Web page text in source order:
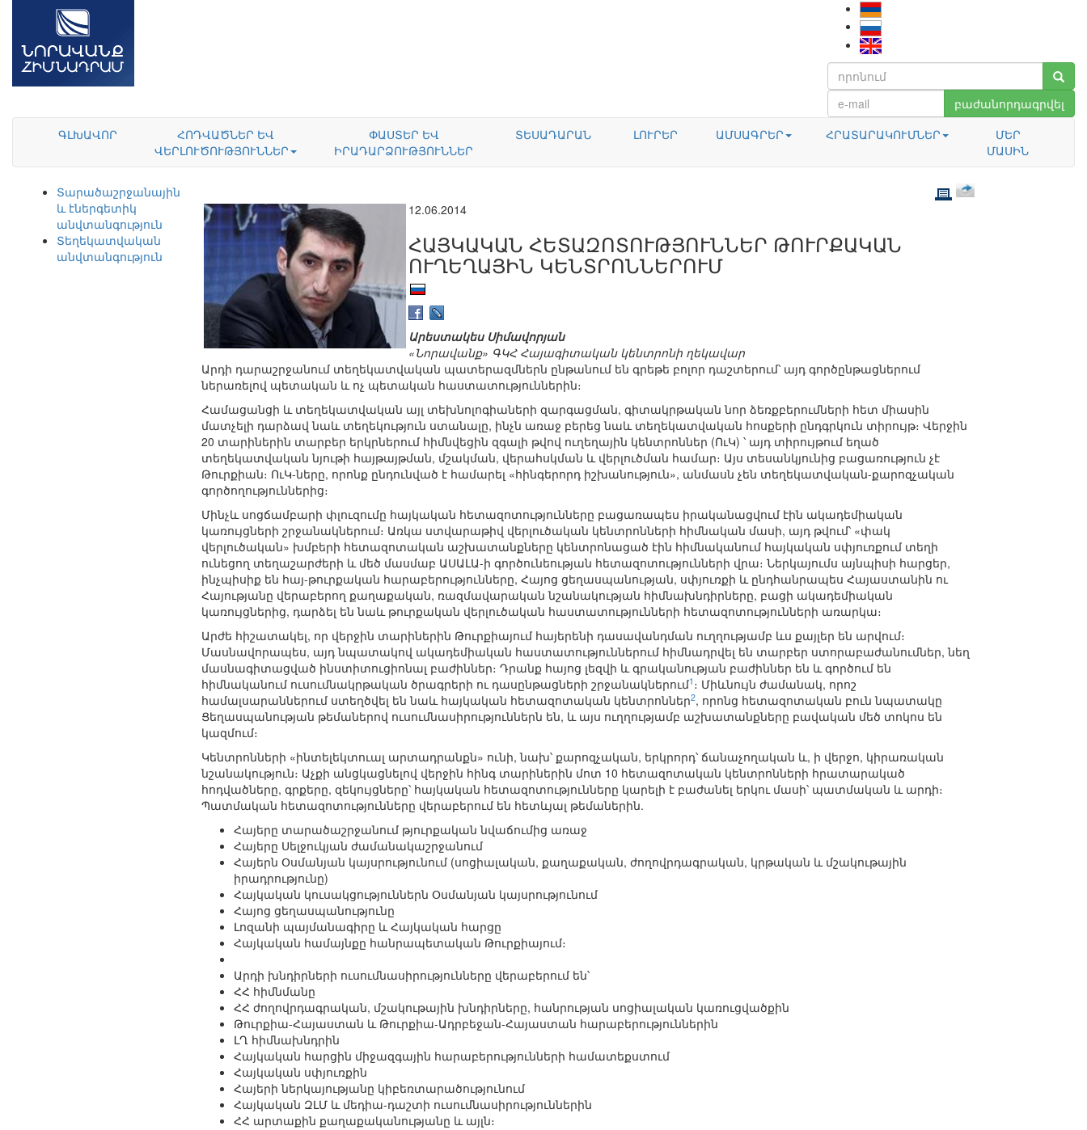
բաժանորդագրվել
ԳԼԽԱՎՈՐ
ՀՈԴՎԱԾՆԵՐ ԵՎ
ՎԵՐԼՈՒԾՈՒԹՅՈՒՆՆԵՐ
ՓԱՍՏԵՐ ԵՎ
ԻՐԱԴԱՐՁՈՒԹՅՈՒՆՆԵՐ
ՏԵՍԱԴԱՐԱՆ ԼՈՒՐԵՐ ԱՄՍԱԳՐԵՐ ՀՐԱՏԱՐԱԿՈՒՄՆԵՐ
ՄԵՐ
ՄԱՍԻՆ
Տարածաշրջանային
և էներգետիկ
անվտանգություն
Տեղեկատվական
անվտանգություն
12.06.2014
ՀԱՅԿԱԿԱՆ ՀԵՏԱԶՈՏՈՒԹՅՈՒՆՆԵՐ ԹՈՒՐՔԱԿԱՆ
ՈՒՂԵՂԱՅԻՆ ԿԵՆՏՐՈՆՆԵՐՈՒՄ
Արեստակես Սիմավորյան
«Նորավանք» ԳԿՀ Հայագիտական կենտրոնի ղեկավար
Արդի դարաշրջանում տեղեկատվական պատերազմներն ընթանում են գրեթե բոլոր դաշտերում՝ այդ գործընթացներում
ներառելով պետական և ոչ պետական հաստատություններին։
Համացանցի և տեղեկատվական այլ տեխնոլոգիաների զարգացման, գիտակրթական նոր ձեռքբերումների հետ միասին
մատչելի դարձավ նաև տեղեկություն ստանալը, ինչն առաջ բերեց նաև տեղեկատվական հոսքերի ընդգրկուն տիրույթ։ Վերջին
20 տարիներին տարբեր երկրներում հիմնվեցին զգալի թվով ուղեղային կենտրոններ (ՈւԿ) ՝ այդ տիրույթում եղած
տեղեկատվական նյութի հայթայթման, մշակման, վերահսկման և վերլուծման համար։ Այս տեսանկյունից բացառություն չէ
Թուրքիան։ ՈւԿ-ները, որոնք ընդունված է համարել «հինգերորդ իշխանություն», անմասն չեն տեղեկատվական-քարոզչական
գործողություններից։
Մինչև սոցճամբարի փլուզումը հայկական հետազոտությունները բացառապես իրականացվում էին ակադեմիական
կառույցների շրջանակներում։ Առկա ստվարաթիվ վերլուծական կենտրոնների հիմնական մասի, այդ թվում՝ «փակ
վերլուծական» խմբերի հետազոտական աշխատանքները կենտրոնացած էին հիմնականում հայկական սփյուռքում տեղի
ունեցող տեղաշարժերի և մեծ մասմաբ ԱՍԱԼԱ-ի գործունեության հետազոտությունների վրա։ Ներկայումս այնպիսի հարցեր,
ինչպիսիք են հայ-թուրքական հարաբերությունները, Հայոց ցեղասպանության, սփյուռքի և ընդհանրապես Հայաստանին ու
Հայությանը վերաբերող քաղաքական, ռազմավարական նշանակության հիմնախնդիրները, բացի ակադեմիական
կառույցներից, դարձել են նաև թուրքական վերլուծական հաստատությունների հետազոտությունների առարկա։
Արժե հիշատակել, որ վերջին տարիներին Թուրքիայում հայերենի դասավանդման ուղղությամբ ևս քայլեր են արվում։
Մասնավորապես, այդ նպատակով ակադեմիական հաստատություններում հիմնադրվել են տարբեր ստորաբաժանումներ, նեղ
մասնագիտացված ինստիտուցիոնալ բաժիններ։ Դրանք հայոց լեզվի և գրականության բաժիններ են և գործում են
հիմնականում ուսումնակրթական ծրագրերի ու դասընթացների շրջանակներում1 ։ Միևնույն ժամանակ, որոշ
համալսարաններում ստեղծվել են նաև հայկական հետազոտական կենտրոններ2, որոնց հետազոտական բուն նպատակը
Ցեղասպանության թեմաներով ուսումնասիրություններն են, և այս ուղղությամբ աշխատանքները բավական մեծ տոկոս են
կազմում։
Կենտրոնների «ինտելեկտուալ արտադրանքն» ունի, նախ՝ քարոզչական, երկրորդ՝ ճանաչողական և, ի վերջո, կիրառական
նշանակություն։ Աչքի անցկացնելով վերջին հինգ տարիներին մոտ 10 հետազոտական կենտրոնների հրատարակած
հոդվածները, գրքերը, զեկույցները՝ հայկական հետազոտությունները կարելի է բաժանել երկու մասի՝ պատմական և արդի։
Պատմական հետազոտությունները վերաբերում են հետևյալ թեմաներին.
Հայերը տարածաշրջանում թյուրքական նվաճումից առաջ
Հայերը Սելջուկյան ժամանակաշրջանում
Հայերն Օսմանյան կայսրությունում (սոցիալական, քաղաքական, ժողովրդագրական, կրթական և մշակութային
իրադրությունը)
Հայկական կուսակցություններն Օսմանյան կայսրությունում
Հայոց ցեղասպանությունը
Լոզանի պայմանագիրը և Հայկական հարցը
Հայկական համայնքը հանրապետական Թուրքիայում։
Արդի խնդիրների ուսումնասիրությունները վերաբերում են՝
ՀՀ հիմնմանը
ՀՀ ժողովրդագրական, մշակութային խնդիրները, հանրության սոցիալական կառուցվածքին
Թուրքիա-Հայաստան և Թուրքիա-Ադրբեջան-Հայաստան հարաբերություններին
ԼՂ հիմնախնդրին
Հայկական հարցին միջազգային հարաբերությունների համատեքստում
Հայկական սփյուռքին
Հայերի ներկայությանը կիբեռտարածությունում
Հայկական ԶԼՄ և մեդիա-դաշտի ուսումնասիրություններին
ՀՀ արտաքին քաղաքականությանը և այլն։